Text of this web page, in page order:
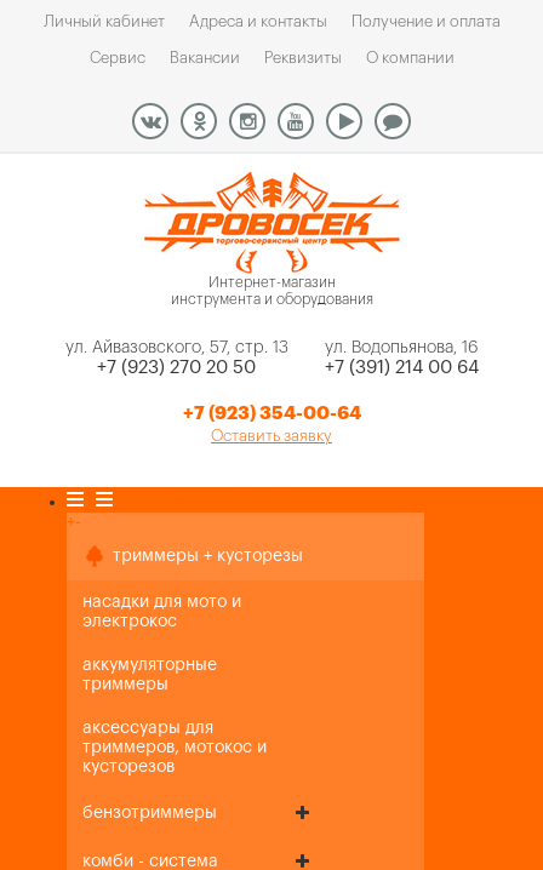
Личный кабинет Адреса и контакты Получение и оплата
Сервис Вакансии Реквизиты О компании
Интернет-магазин
инструмента и оборудования
ул. Айвазовского, 57, стр. 13
+7 (923) 270 20 50
ул. Водопьянова, 16
+7 (391) 214 00 64
+7 (923) 354-00-64
Оставить заявку
+-
триммеры + кусторезы
насадки для мото и
электрокос
аккумуляторные
триммеры
аксессуары для
триммеров, мотокос и
кусторезов
бензотриммеры
комби - система